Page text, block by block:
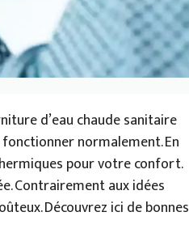
d’eau chaude sanitaire
normalement. En
pour votre confort.
Contrairement aux idées
Découvrez ici de bonnes